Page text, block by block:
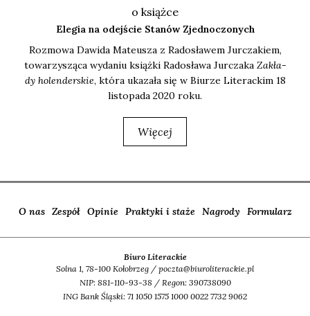
o książce
Elegia na odejście Stanów Zjednoczonych
Roz­mo­wa Dawi­da Mate­usza z Rado­sła­wem Jur­cza­kiem,
towa­rzy­szą­ca wyda­niu książ­ki Rado­sła­wa Jur­cza­ka Zakła­
dy holen­der­skie, któ­ra uka­za­ła się w Biu­rze Lite­rac­kim 18
listo­pa­da 2020 roku.
Więcej
O nas Zespół Opinie Praktyki i staże Nagrody Formularz
Biuro Literackie
Solna 1, 78-100 Kołobrzeg / poczta@biuroliterackie.pl
NIP: 881-110-93-38 / Regon: 390738090
ING Bank Śląski: 71 1050 1575 1000 0022 7732 9062